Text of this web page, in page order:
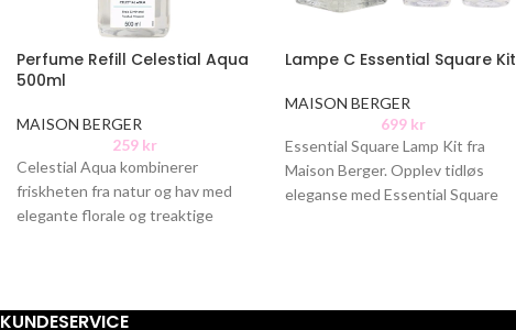
Perfume Refill Celestial Aqua
500ml
MAISON BERGER
259 kr
Celestial Aqua kombinerer
friskheten fra natur og hav med
elegante florale og treaktige
Lampe C Essential Square Kit
MAISON BERGER
699 kr
Essential Square Lamp Kit fra
Maison Berger. Opplev tidløs
eleganse med Essential Square
KUNDESERVICE